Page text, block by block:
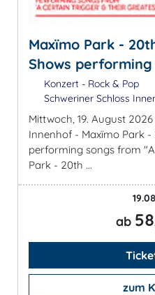
Maxïmo Park -
Shows
Konzert - Rock & Pop
Schweriner Schloss
Mittwoch, 19. August
Innenhof - Maxïmo Park
performing songs from
Park - 20th ...
ab
zum